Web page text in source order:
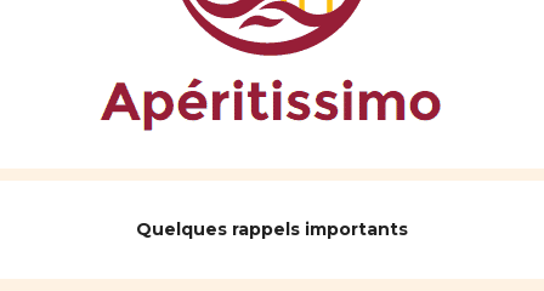
Quelques rappels importants